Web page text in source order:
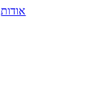
אודות